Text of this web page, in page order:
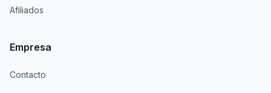
Afiliados
Empresa
Contacto